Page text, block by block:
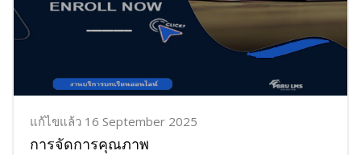
แก้ไขแล้ว 16 September 2025
การจัดการคุณภาพ